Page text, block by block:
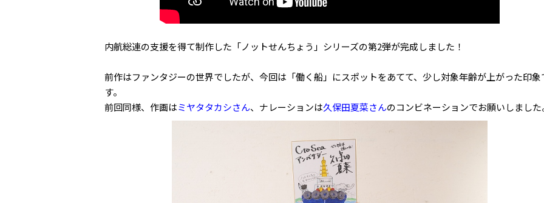
内航総連の支援を得て制作した「ノットせんちょう」シリーズの第2弾が完成しました！
前作はファンタジーの世界でしたが、今回は「働く船」にスポットをあてて、少し対象年齢が上がった印象
す。
前回同様、作画はミヤタタカシさん、ナレーションは久保田夏菜さんのコンビネーションでお願いしました